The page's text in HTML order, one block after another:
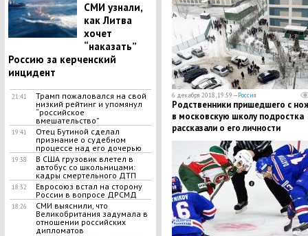
СМИ узнали,
как Литва
хочет
“наказать”
Россию за керченский
инцидент
21:41
Трамп пожаловался на свой
низкий рейтинг и упомянул
“российское
вмешательство”
19:41
Отец Бутиной сделал
признание о судебном
процессе над его дочерью
19:38
В США грузовик влетел в
автобус со школьницами:
кадры смертельного ДТП
18:32
Евросоюз встал на сторону
России в вопросе ДРСМД
18:26
СМИ выяснили, что
Великобритания задумала в
отношении российских
дипломатов
6 декабря 2018, 19:59 —Россия
Родственники пришедшего с
в московскую школу подростка
рассказали о его личности